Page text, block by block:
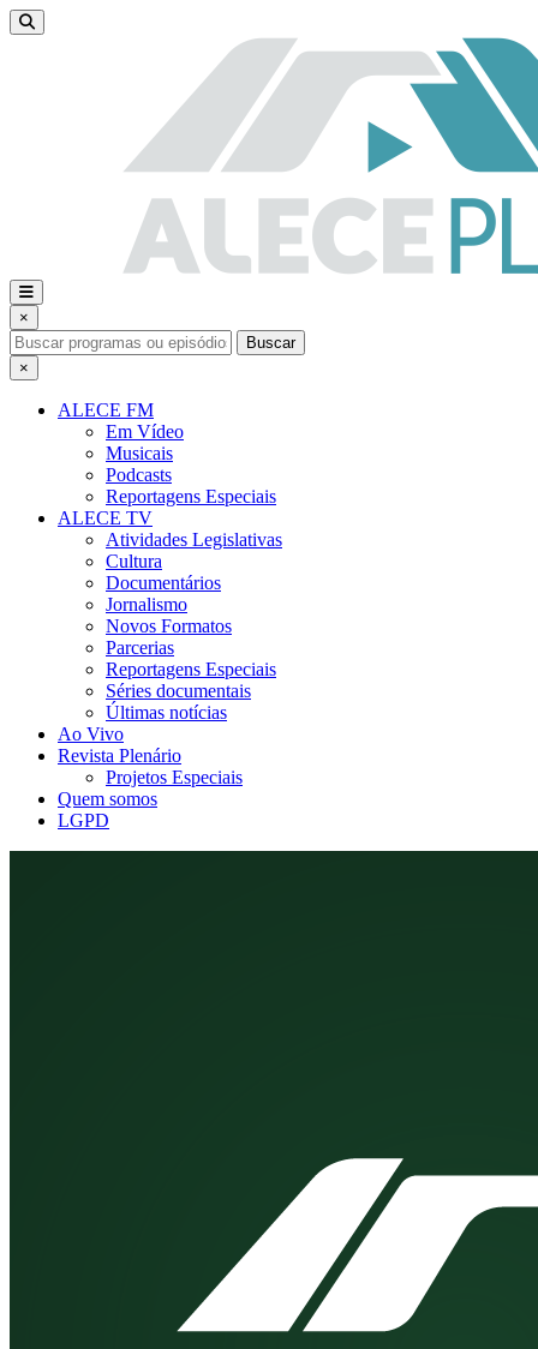
×
Buscar
×
ALECE FM
Em Vídeo
Musicais
Podcasts
Reportagens Especiais
ALECE TV
Atividades Legislativas
Cultura
Documentários
Jornalismo
Novos Formatos
Parcerias
Reportagens Especiais
Séries documentais
Últimas notícias
Ao Vivo
Revista Plenário
Projetos Especiais
Quem somos
LGPD